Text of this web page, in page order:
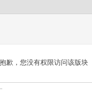
抱歉，您没有权限访问该版块